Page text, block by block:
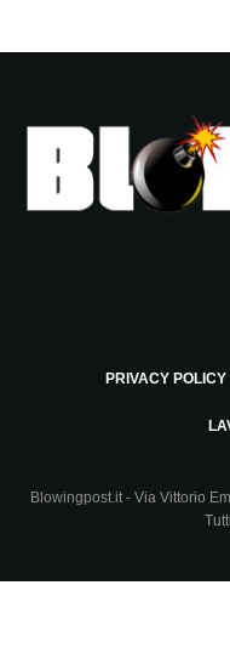
PRIVACY POLICY
Blowingpost.it - Via Vittorio